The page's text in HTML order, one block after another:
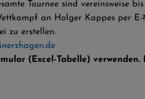
sind vereinsweise bis
an Holger Kappes per E-
erstellen.
(Excel-Tabelle) verwenden.